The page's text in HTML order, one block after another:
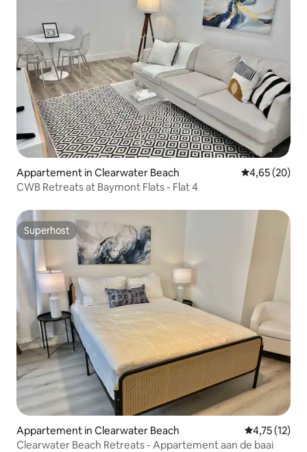
Appartement in Clearwater Beach Gemiddelde
4,65 (20)
CWB Retreats at Baymont Flats - Flat 4
Superhost
Superhost
Appartement in Clearwater Beach Gemiddelde
4,75 (12)
Clearwater Beach Retreats - Appartement aan de baai